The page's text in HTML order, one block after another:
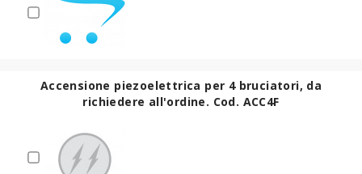
Accensione piezoelettrica per 4 bruciatori, da
richiedere all'ordine. Cod. ACC4F